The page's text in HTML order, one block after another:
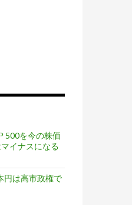
500を今の株価
イナスになる
円は高市政権で